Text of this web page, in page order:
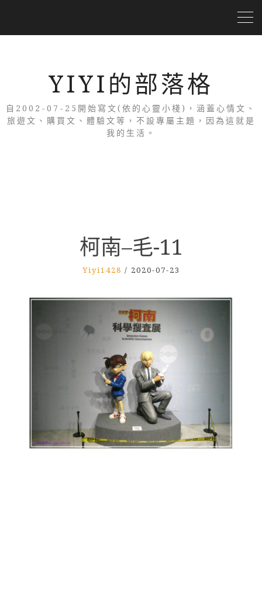
YIYI的部落格
自2002-07-25開始寫文(依的心靈小棧)，涵蓋心情文、
旅遊文、購買文、體驗文等，不設專屬主題，因為這就是
我的生活。
柯南–毛-11
Yiyi1428 / 2020-07-23